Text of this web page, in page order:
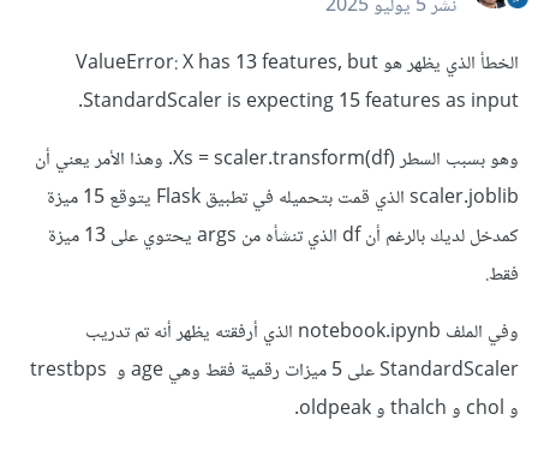
نشر5 يوليو 2025
الخطأ الذي يظهر هو ValueError: X has 13 features, but
StandardScaler is expecting 15 features as input.
وهو بسبب السطر Xs = scaler.transform(df). وهذا الأمر يعني أن
scaler.joblib الذي قمت بتحميله في تطبيق Flask يتوقع 15 ميزة
كمدخل لديك بالرغم أن df الذي تنشأه من args يحتوي على 13 ميزة
فقط.
وفي الملف notebook.ipynb الذي أرفقته يظهر أنه تم تدريب
StandardScaler على 5 ميزات رقمية فقط وهي age و trestbps
و chol و thalch و oldpeak.